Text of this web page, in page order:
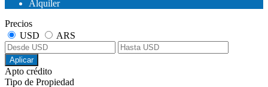
Alquiler
Precios
USD
ARS
Aplicar
Apto crédito
Tipo de Propiedad